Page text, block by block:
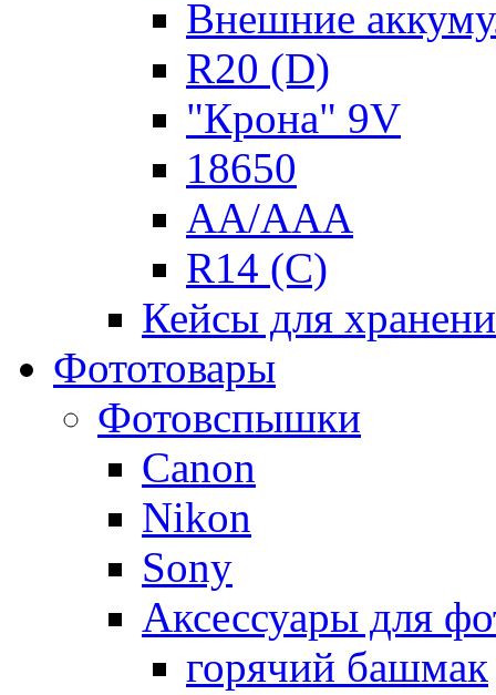
Внешние
R20 (D)
"Крона" 9V
18650
AA/AAA
R14 (C)
Кейсы для
Фототовары
Фотовспышки
Canon
Nikon
Sony
Аксессуары для
горячий башмак